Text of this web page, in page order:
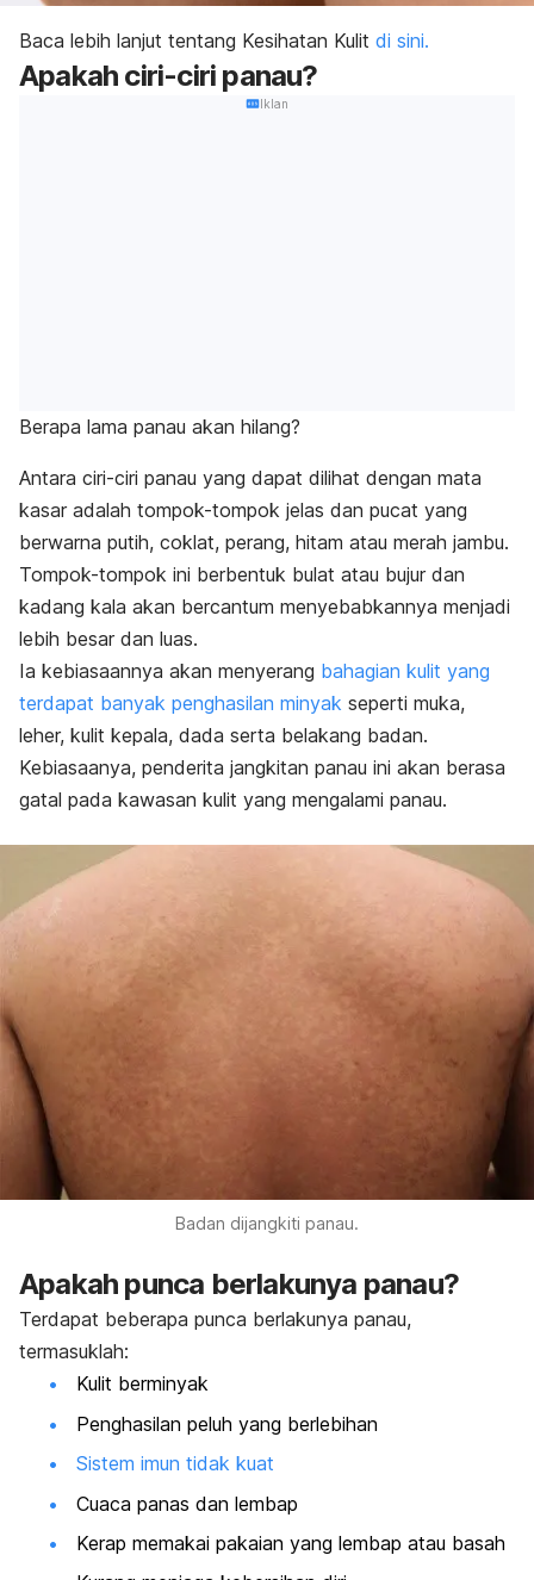
Baca lebih lanjut tentang Kesihatan Kulit di sini.
Apakah ciri-ciri panau?
Iklan
Berapa lama panau akan hilang?
Antara ciri-ciri panau yang dapat dilihat dengan mata
kasar adalah tompok-tompok jelas dan pucat yang
berwarna putih, coklat, perang, hitam atau merah jambu.
Tompok-tompok ini berbentuk bulat atau bujur dan
kadang kala akan bercantum menyebabkannya menjadi
lebih besar dan luas.
Ia kebiasaannya akan menyerang bahagian kulit yang
terdapat banyak penghasilan minyak seperti muka,
leher, kulit kepala, dada serta belakang badan.
Kebiasaanya, penderita jangkitan panau ini akan berasa
gatal pada kawasan kulit yang mengalami panau.
Badan dijangkiti panau.
Apakah punca berlakunya panau?
Terdapat beberapa punca berlakunya panau,
termasuklah:
Kulit berminyak
Penghasilan peluh yang berlebihan
Sistem imun tidak kuat
Cuaca panas dan lembap
Kerap memakai pakaian yang lembap atau basah